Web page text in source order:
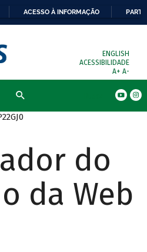
ACESSO À INFORMAÇÃO
ENGLISH
ACESSIBILIDADE
A+ A-
do
da Web